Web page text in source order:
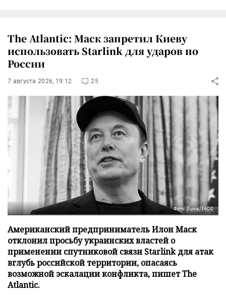
The Atlantic: Маск запретил Киеву
использовать Starlink для ударов по
России
7 августа 2026, 19:12 25
Фото: Zuma/ТАСС
Американский предприниматель Илон Маск
отклонил просьбу украинских властей о
применении спутниковой связи Starlink для атак
вглубь российской территории, опасаясь
возможной эскалации конфликта, пишет The
Atlantic.